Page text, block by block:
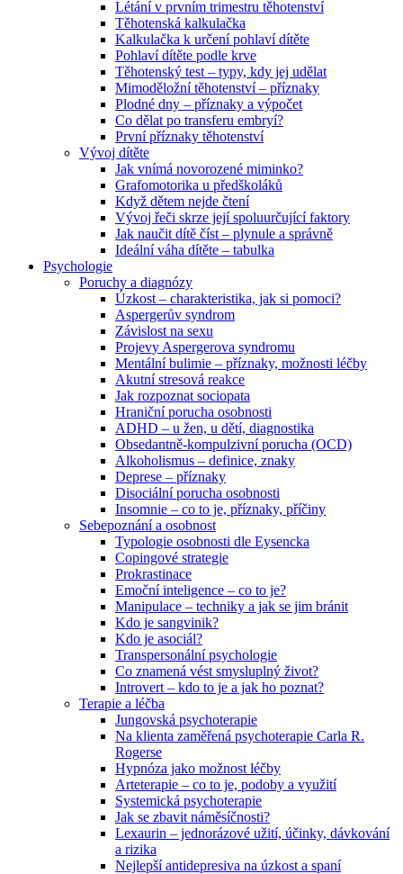
Létání v prvním trimestru těhotenství
Těhotenská kalkulačka
Kalkulačka k určení pohlaví dítěte
Pohlaví dítěte podle krve
Těhotenský test – typy, kdy jej udělat
Mimoděložní těhotenství – příznaky
Plodné dny – příznaky a výpočet
Co dělat po transferu embryí?
První příznaky těhotenství
Vývoj dítěte
Jak vnímá novorozené miminko?
Grafomotorika u předškoláků
Když dětem nejde čtení
Vývoj řeči skrze její spoluurčující faktory
Jak naučit dítě číst – plynule a správně
Ideální váha dítěte – tabulka
Psychologie
Poruchy a diagnózy
Úzkost – charakteristika, jak si pomoci?
Aspergerův syndrom
Závislost na sexu
Projevy Aspergerova syndromu
Mentální bulimie – příznaky, možnosti léčby
Akutní stresová reakce
Jak rozpoznat sociopata
Hraniční porucha osobnosti
ADHD – u žen, u dětí, diagnostika
Obsedantně-kompulzivní porucha (OCD)
Alkoholismus – definice, znaky
Deprese – příznaky
Disociální porucha osobnosti
Insomnie – co to je, příznaky, příčiny
Sebepoznání a osobnost
Typologie osobnosti dle Eysencka
Copingové strategie
Prokrastinace
Emoční inteligence – co to je?
Manipulace – techniky a jak se jim bránit
Kdo je sangvinik?
Kdo je asociál?
Transpersonální psychologie
Co znamená vést smysluplný život?
Introvert – kdo to je a jak ho poznat?
Terapie a léčba
Jungovská psychoterapie
Na klienta zaměřená psychoterapie Carla R.
Rogerse
Hypnóza jako možnost léčby
Arteterapie – co to je, podoby a využití
Systemická psychoterapie
Jak se zbavit náměsíčnosti?
Lexaurin – jednorázové užití, účinky, dávkování
a rizika
Nejlepší antidepresiva na úzkost a spaní